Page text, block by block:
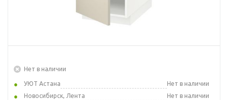
Нет в наличии
УЮТ Астана
Нет в наличии
Новосибирск, Лента
Нет в наличии